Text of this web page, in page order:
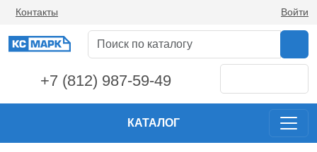
Контакты Войти
+7 (812) 987-59-49
КАТАЛОГ